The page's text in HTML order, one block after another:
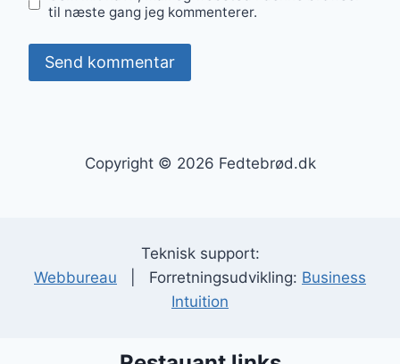
til næste gang jeg kommenterer.
Copyright © 2026 Fedtebrød.dk
Teknisk support:
Webbureau | Forretningsudvikling: Business
Intuition